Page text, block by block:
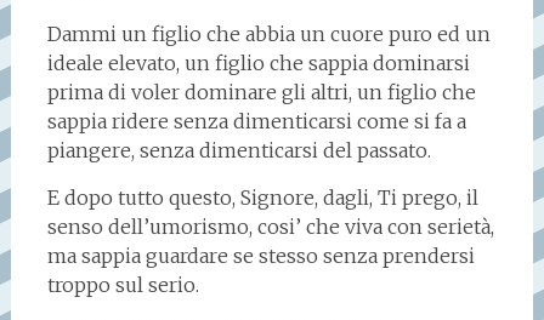
Dammi un figlio che abbia un cuore puro ed un
ideale elevato, un figlio che sappia dominarsi
prima di voler dominare gli altri, un figlio che
sappia ridere senza dimenticarsi come si fa a
piangere, senza dimenticarsi del passato.
E dopo tutto questo, Signore, dagli, Ti prego, il
senso dell’umorismo, cosi’ che viva con serietà,
ma sappia guardare se stesso senza prendersi
troppo sul serio.